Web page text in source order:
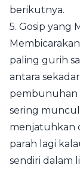
berikutnya.
5. Gosip yang
paling gurih
antara
pembunuhan
sering muncul
menjatuhkan
parah lagi
sendiri dalam